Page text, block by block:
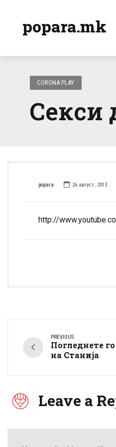
popara.mk
CORONA PLAY
Секси
popara 26 август, 2013
http://
PREVIOUS
Погледнете
на Станија
Leave a